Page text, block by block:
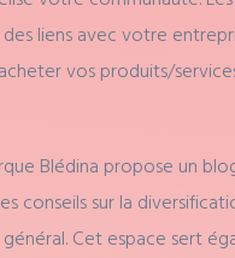
liens avec votre
vos produits/
Blédina propose un
conseils sur la
Cet espace sert